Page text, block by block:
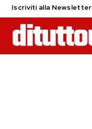
Iscriviti alla Newsletter